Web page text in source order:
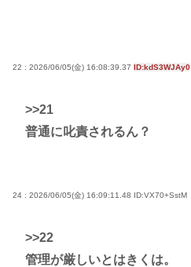
22 : 2026/06/05(金) 16:08:39.37 ID:kdS3WJAy0
>>21
普通に叱責されるん？
24 : 2026/06/05(金) 16:09:11.48 ID:VX70+SstM
>>22
管理が厳しいとはきくは。